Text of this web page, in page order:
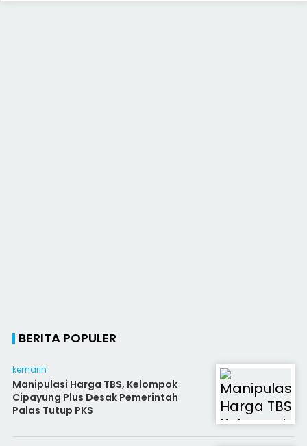
BERITA POPULER
kemarin
Manipulasi Harga TBS, Kelompok
Cipayung Plus Desak Pemerintah
Palas Tutup PKS